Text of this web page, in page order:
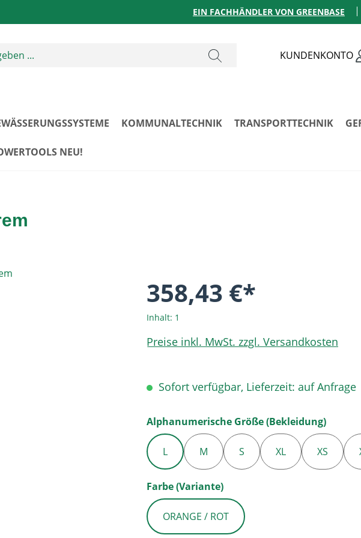
EIN FACHHÄNDLER VON GREENBASE
KUNDENKONTO
KOMMUNALTECHNIK TRANSPORTTECHNIK
NEU!
358,43 €*
Inhalt: 1
Preise inkl. MwSt. zzgl. Versandkosten
Sofort verfügbar, Lieferzeit: auf Anfrage
Alphanumerische Größe (Bekleidung)
L M S XL XS
Farbe (Variante)auswählen
ORANGE / ROT